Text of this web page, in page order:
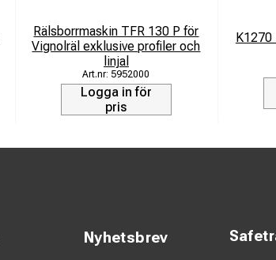
Rälsborrmaskin TFR 130 P för
Vignolräl exklusive profiler och
linjal
5952000
Logga in för
pris
K1270
Nyhetsbrev